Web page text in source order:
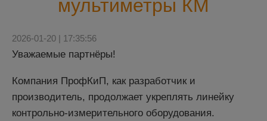
мультиметры КМ
2026-01-20 | 17:35:56
Уважаемые партнёры!
Компания ПрофКиП, как разработчик и
производитель, продолжает укреплять линейку
контрольно-измерительного оборудования.